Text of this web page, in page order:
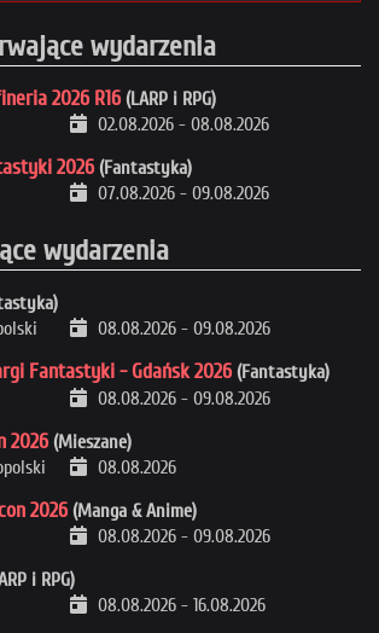
wydarzenia
2026 R16 (LARP i RPG)
02.08.2026 - 08.08.2026
2026 (Fantastyka)
07.08.2026 - 09.08.2026
wydarzenia
08.08.2026 - 09.08.2026
Fantastyki - Gdańsk 2026 (Fantastyka)
08.08.2026 - 09.08.2026
2026 (Mieszane)
08.08.2026
2026 (Manga & Anime)
08.08.2026 - 09.08.2026
i RPG)
08.08.2026 - 16.08.2026